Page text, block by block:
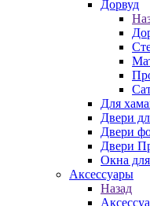
Дорвуд
Для
Двери
Двери
Двери
Окна
Аксессуары
Назад